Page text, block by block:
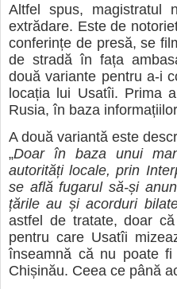
Altfel spus, magistratul
extrădare. Este de
conferințe de presă, se
de stradă în fața
două variante pentru a-i
locația lui Usatîi. Prima
Rusia, în baza
A două variantă este
„Doar în baza unui
autorități locale, prin
se află fugarul să-și
țările au și acorduri
astfel de tratate, doar
pentru care Usatîi
înseamnă că nu poate
Chișinău. Ceea ce până